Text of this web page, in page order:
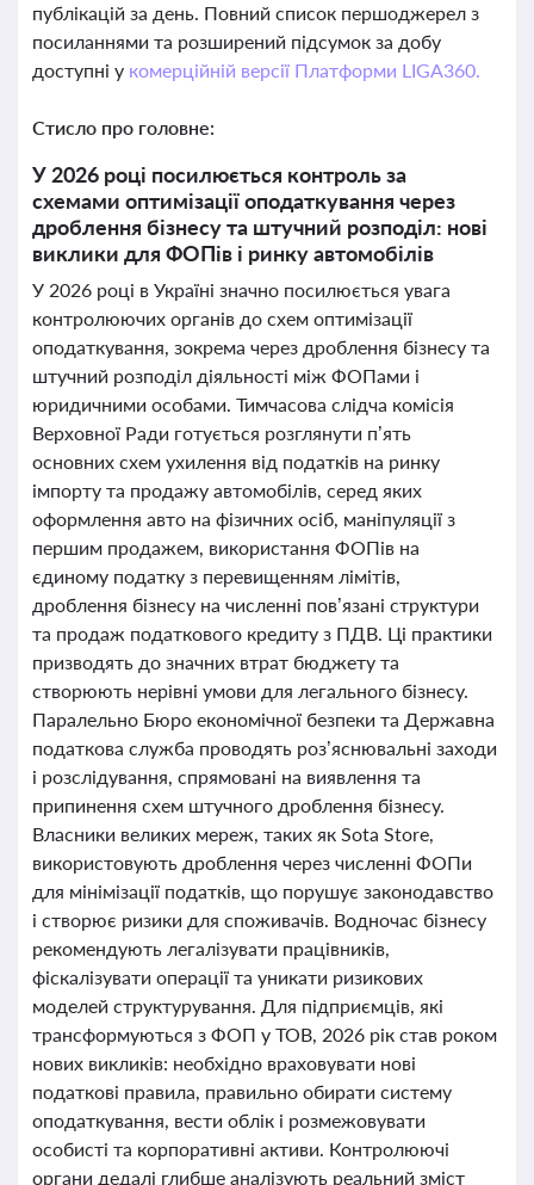
публікацій за день. Повний список першоджерел з
посиланнями та розширений підсумок за добу
доступні у комерційній версії Платформи LIGA360.
Стисло про головне:
У 2026 році посилюється контроль за
схемами оптимізації оподаткування через
дроблення бізнесу та штучний розподіл: нові
виклики для ФОПів і ринку автомобілів
У 2026 році в Україні значно посилюється увага
контролюючих органів до схем оптимізації
оподаткування, зокрема через дроблення бізнесу та
штучний розподіл діяльності між ФОПами і
юридичними особами. Тимчасова слідча комісія
Верховної Ради готується розглянути п’ять
основних схем ухилення від податків на ринку
імпорту та продажу автомобілів, серед яких
оформлення авто на фізичних осіб, маніпуляції з
першим продажем, використання ФОПів на
єдиному податку з перевищенням лімітів,
дроблення бізнесу на численні пов’язані структури
та продаж податкового кредиту з ПДВ. Ці практики
призводять до значних втрат бюджету та
створюють нерівні умови для легального бізнесу.
Паралельно Бюро економічної безпеки та Державна
податкова служба проводять роз’яснювальні заходи
і розслідування, спрямовані на виявлення та
припинення схем штучного дроблення бізнесу.
Власники великих мереж, таких як Sota Store,
використовують дроблення через численні ФОПи
для мінімізації податків, що порушує законодавство
і створює ризики для споживачів. Водночас бізнесу
рекомендують легалізувати працівників,
фіскалізувати операції та уникати ризикових
моделей структурування. Для підприємців, які
трансформуються з ФОП у ТОВ, 2026 рік став роком
нових викликів: необхідно враховувати нові
податкові правила, правильно обирати систему
оподаткування, вести облік і розмежовувати
особисті та корпоративні активи. Контролюючі
органи дедалі глибше аналізують реальний зміст